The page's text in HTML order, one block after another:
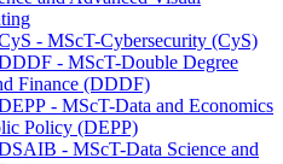
- MScT-Cybersecurity (CyS)
- MScT-Double Degree
Finance (DDDF)
- MScT-Data and Economics
Policy (DEPP)
- MScT-Data Science and